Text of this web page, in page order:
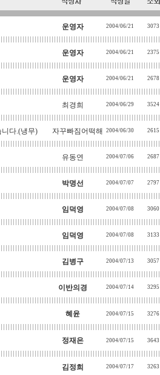
운영자 2004/06/21 3073
운영자 2004/06/21 2375
운영자 2004/06/21 2678
최경희 2004/06/29 3524
다.(냉무) 자꾸빠짐어떡해 2004/06/30 2615
유동연 2004/07/06 2687
박명선 2004/07/07 2797
임덕영 2004/07/08 3060
임덕영 2004/07/08 3133
김병구 2004/07/13 3057
이반의경 2004/07/14 3295
혜윤 2004/07/15 3276
정재은 2004/07/15 3643
김정희 2004/07/17 3263